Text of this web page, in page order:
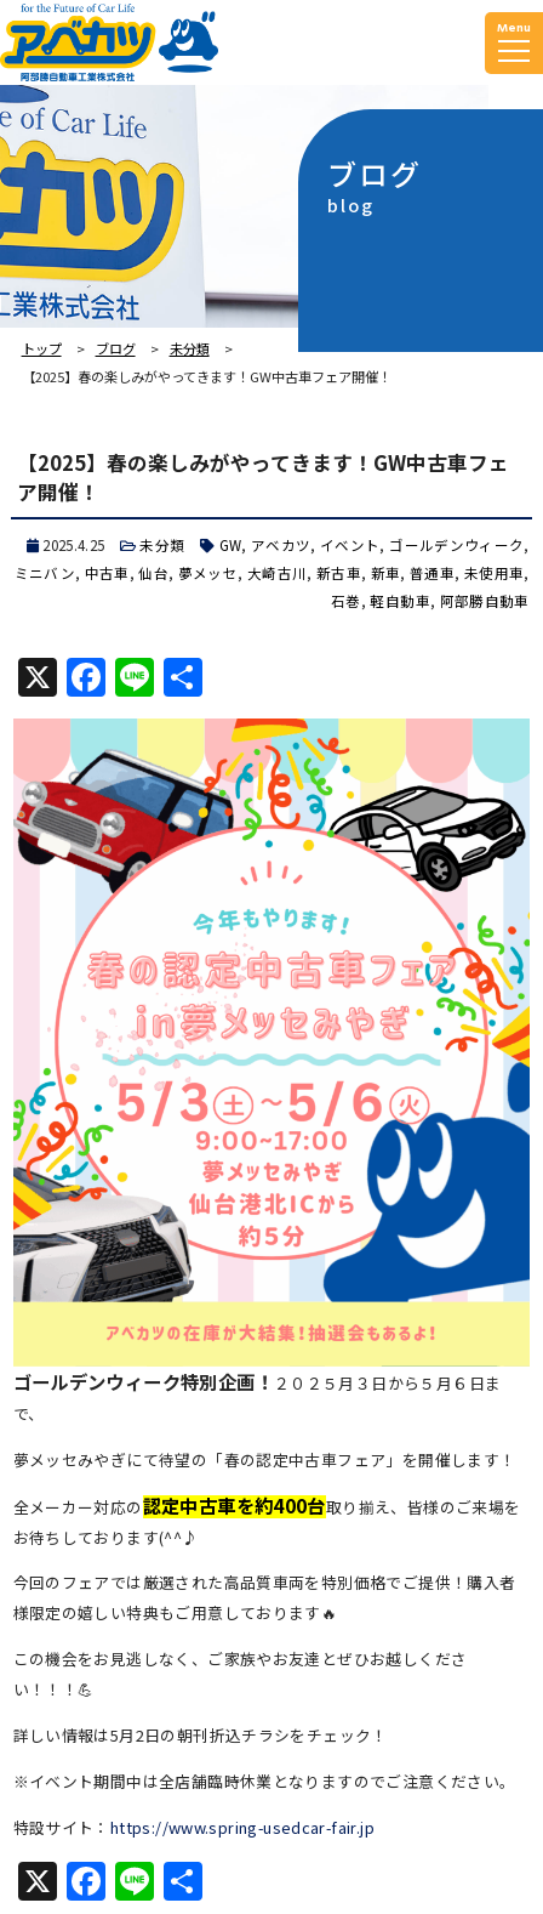
Menu
ブログ
blog
トップ ブログ
未分類
【2025】春の楽しみがやってきます！GW中古車フェア開催！
【2025】春の楽しみがやってきます！GW中古車フェ
ア開催！
2025.4.25 未分類 GW, アベカツ, イベント, ゴールデンウィーク,
ミニバン, 中古車,仙台, 夢メッセ, 大崎古川, 新古車, 新車,普通車, 未使用車,
石巻,軽自動車, 阿部勝自動車
X Facebook
Line共
有
ゴールデンウィーク特別企画！ ２０２５月３日から５月６日ま
で、
夢メッセみやぎにて待望の「春の認定中古車フェア」を開催します！
全メーカー対応の認定中古車を約400台取り揃え、皆様のご来場を
お待ちしております(^^♪
今回のフェアでは厳選された高品質車両を特別価格でご提供！購入者
様限定の嬉しい特典もご用意しております🔥
この機会をお見逃しなく、ご家族やお友達とぜひお越しくださ
い！！！💪
詳しい情報は5月2日の朝刊折込チラシをチェック！
※イベント期間中は全店舗臨時休業となりますのでご注意ください。
特設サイト： https://www.spring-usedcar-fair.jp
X Facebook
Line共